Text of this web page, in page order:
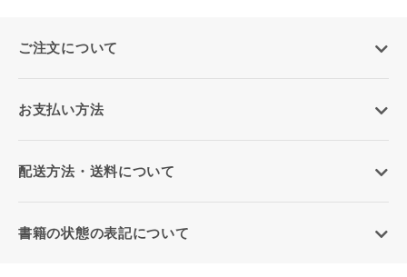
ご注文について
お支払い方法
配送方法・送料について
書籍の状態の表記について